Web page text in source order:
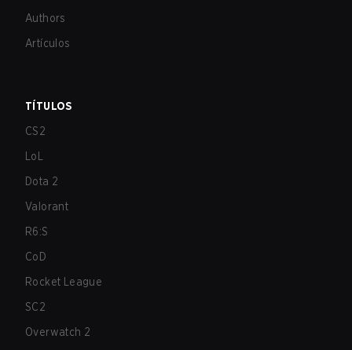
Authors
Artículos
TÍTULOS
CS2
LoL
Dota 2
Valorant
R6:S
CoD
Rocket League
SC2
Overwatch 2